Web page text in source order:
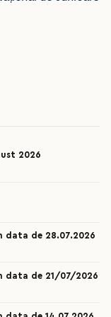
2026
data de 28.07.2026
data de 21/07/2026